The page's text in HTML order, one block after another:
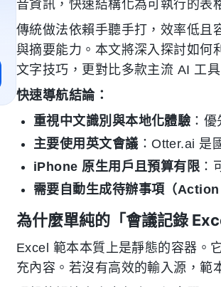
音資訊，快速結構化為可執行的表
傳統做法依賴手聽手打，效率低且
與摘要能力。本文將深入探討如何
文字技巧，更對比多款主流 AI 工
快速導航結論：
重視中文識別與本地化體驗 ：
主要使用英文會議 ：Otter.ai 是
iPhone 原生用戶且預算有限 ：
需要自動生成待辦事項（Action
為什麼單純的「會議記錄
Excel 範本本質上是靜態的容器。
充內容。若沒有高效的輸入源，範